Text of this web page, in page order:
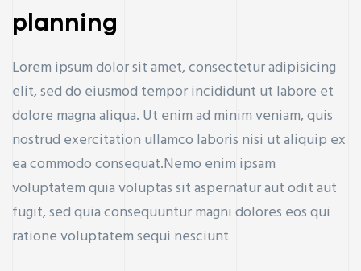
planning
Lorem ipsum dolor sit amet, consectetur adipisicing
elit, sed do eiusmod tempor incididunt ut labore et
dolore magna aliqua. Ut enim ad minim veniam, quis
nostrud exercitation ullamco laboris nisi ut aliquip ex
ea commodo consequat.Nemo enim ipsam
voluptatem quia voluptas sit aspernatur aut odit aut
fugit, sed quia consequuntur magni dolores eos qui
ratione voluptatem sequi nesciunt